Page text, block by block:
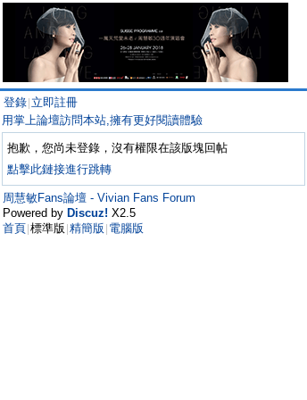
登錄 立即註冊
用掌上論壇訪問本站,擁有更好閱讀體驗
抱歉，您尚未登錄，沒有權限在該版塊回帖
點擊此鏈接進行跳轉
周慧敏Fans論壇 - Vivian Fans Forum
Powered by Discuz! X2.5
首頁 標準版 精簡版 電腦版